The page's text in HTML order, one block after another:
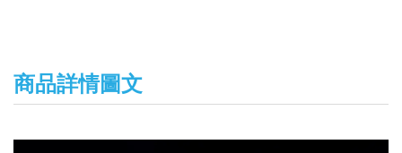
商品詳情圖文